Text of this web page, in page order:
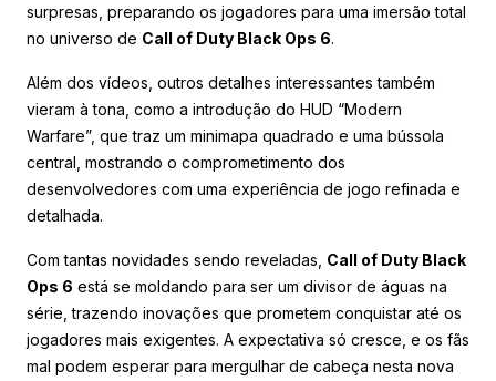
surpresas, preparando os jogadores para uma imersão total
no universo de Call of Duty Black Ops 6.
Além dos vídeos, outros detalhes interessantes também
vieram à tona, como a introdução do HUD “Modern
Warfare”, que traz um minimapa quadrado e uma bússola
central, mostrando o comprometimento dos
desenvolvedores com uma experiência de jogo refinada e
detalhada.
Com tantas novidades sendo reveladas, Call of Duty Black
Ops 6 está se moldando para ser um divisor de águas na
série, trazendo inovações que prometem conquistar até os
jogadores mais exigentes. A expectativa só cresce, e os fãs
mal podem esperar para mergulhar de cabeça nesta nova